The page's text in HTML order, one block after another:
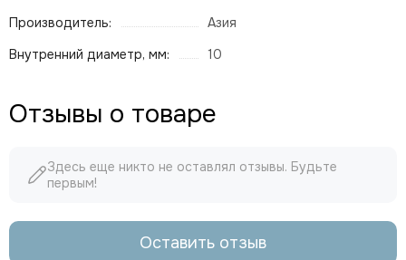
Производитель:
Азия
Внутренний диаметр, мм:
10
Отзывы о товаре
Здесь еще никто не оставлял отзывы. Будьте
первым!
Оставить отзыв